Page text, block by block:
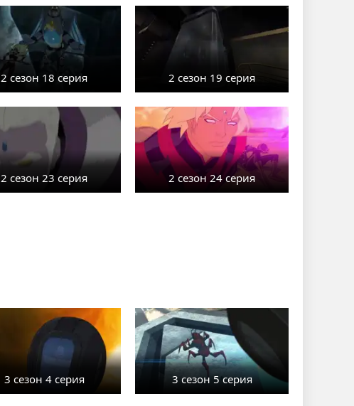
2 сезон 18 серия 2 сезон 19 серия
2 сезон 23 серия 2 сезон 24 серия
3 сезон 4 серия 3 сезон 5 серия